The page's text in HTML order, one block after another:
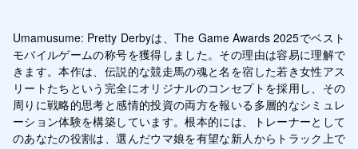
Umamusume: Pretty Derbyは、The Game Awards 2025でベスト
モバイルゲームの称号を獲得しました。その理由は容易に理解で
きます。本作は、伝説的な競走馬の魂と名を宿した若き女性アス
リートたちという完全にオリジナルのコンセプトを採用し、その
周りに戦略的思考と感情的投資の両方を報いる多層的なシミュレ
ーション体験を構築しています。根本的には、トレーナーとして
のあなたの役割は、選んだウマ娘を有望な新人からトラック上で